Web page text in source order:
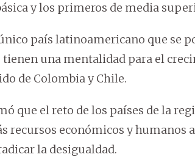
y los primeros de media
país latinoamericano que se
tienen una mentalidad para el
de Colombia y Chile.
que el reto de los países de la
recursos económicos y humanos
la desigualdad.